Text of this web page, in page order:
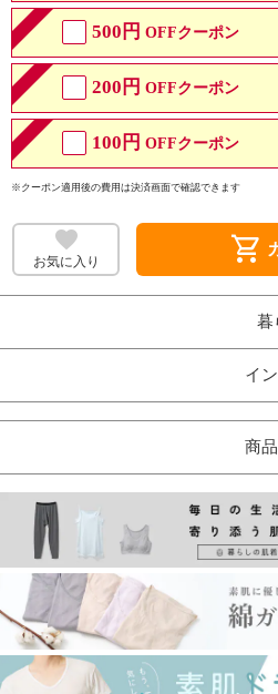
500円 OFFクーポン
200円 OFFクーポン
100円 OFFクーポン
※クーポン適用後の費用は決済画面で確認できます
お気に入り shopping_cart
暮
イ
商